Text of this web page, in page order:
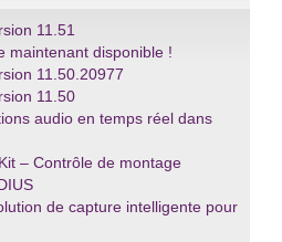
11.51
maintenant disponible !
11.50.20977
11.50
audio en temps réel dans
– Contrôle de montage
de capture intelligente pour